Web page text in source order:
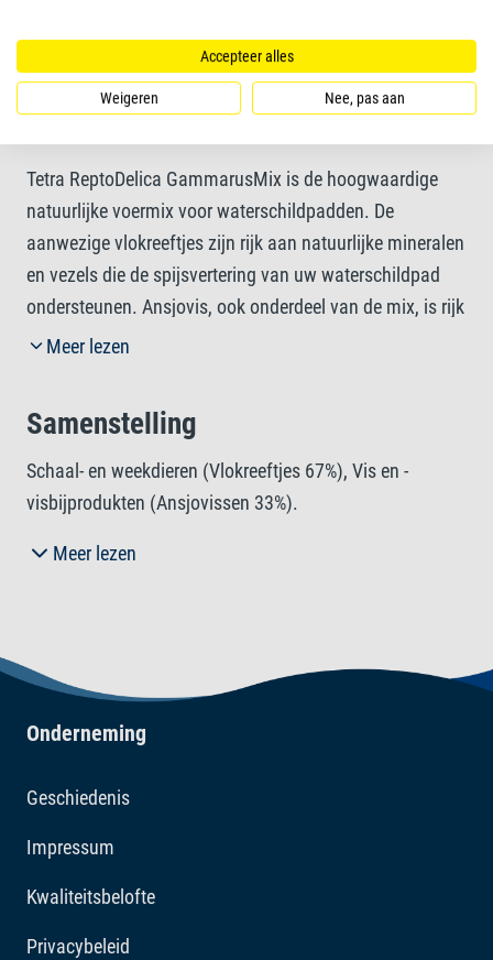
Voedervorm
Tetra ReptoDelica GammarusMix is de hoogwaardige
natuurlijke voermix voor waterschildpadden. De
aanwezige vlokreeftjes zijn rijk aan natuurlijke mineralen
en vezels die de spijsvertering van uw waterschildpad
ondersteunen. Ansjovis, ook onderdeel van de mix, is rijk
aan eiwitten voor een gezonde groei. Dankzij het
optimaal. Voor de best mogelijke voeding raden we aan
om uw reptiel naast Tetra ReptoDelica GammarusMix
ook Tetra ReptoMin te voeren.
Meer lezen
Samenstelling
Schaal- en weekdieren (Vlokreeftjes 67%), Vis en -
visbijprodukten (Ansjovissen 33%).
Meer lezen
Onderneming
Geschiedenis
Impressum
Kwaliteitsbelofte
Privacybeleid
Accepteer alles
Weigeren Nee, pas aan